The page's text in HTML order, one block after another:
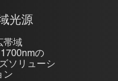
光源
帯域
の
ソリューシ
ン